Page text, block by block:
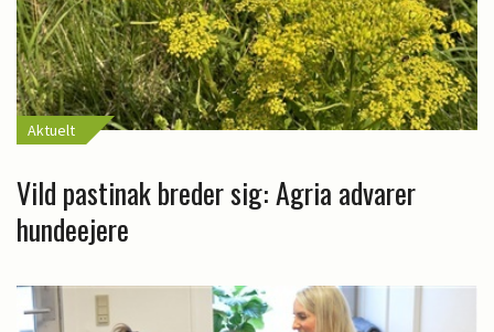
Aktuelt
Vild pastinak breder sig: Agria advarer
hundeejere